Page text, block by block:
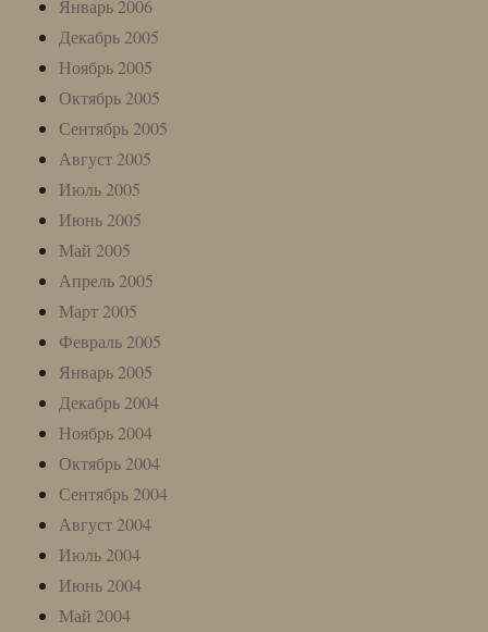
Январь 2006
Декабрь 2005
Ноябрь 2005
Октябрь 2005
Сентябрь 2005
Август 2005
Июль 2005
Июнь 2005
Май 2005
Апрель 2005
Март 2005
Февраль 2005
Январь 2005
Декабрь 2004
Ноябрь 2004
Октябрь 2004
Сентябрь 2004
Август 2004
Июль 2004
Июнь 2004
Май 2004